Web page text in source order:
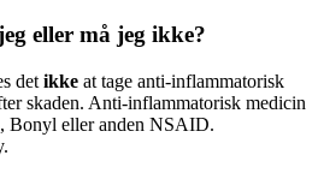
eller må jeg ikke?
det ikke at tage anti-inflammatorisk
skaden. Anti-inflammatorisk medicin
Bonyl eller anden NSAID.